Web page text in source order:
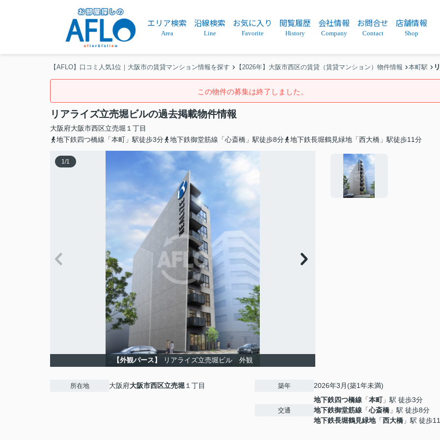
エリア検索
Area
沿線検索
Line
お気に入り
Favorite
閲覧履歴
History
会社情報
Company
お問合せ
Contact
店舗情報
Shop
【AFLO】口コミ人気1位｜大阪市の賃貸マンション情報を探す 【2026年】大阪市西区の賃貸（賃貸マンション）物件情報 本町駅
この物件の募集は終了しました。
リアライズ立売堀ビルの過去掲載物件情報
大阪府大阪市西区立売堀 １丁目
地下鉄四つ橋線「本町」駅徒歩3分
地下鉄御堂筋線「心斎橋」駅徒歩8分 地下鉄長堀鶴見緑地「西大橋」駅徒歩11分
1/1
【外観パース】 リアライズ立売堀ビル 外観
所在地 大阪府大阪市西区立売堀 １丁目 築年 2026年3月(築1年未満)
交通
地下鉄四つ橋線 「本町」駅 徒歩3分
地下鉄御堂筋線 「心斎橋 」駅 徒歩8分
地下鉄長堀鶴見緑地「西大橋 」駅 徒歩